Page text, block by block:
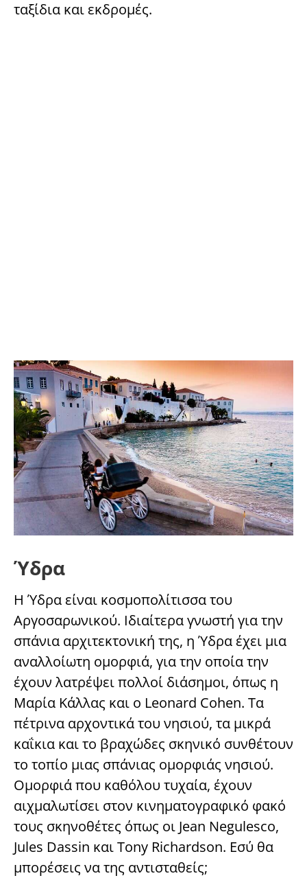
ταξίδια και εκδρομές.
Ύδρα
Η Ύδρα είναι κοσμοπολίτισσα του
Αργοσαρωνικού. Ιδιαίτερα γνωστή για την
σπάνια αρχιτεκτονική της, η Ύδρα έχει μια
αναλλοίωτη ομορφιά, για την οποία την
έχουν λατρέψει πολλοί διάσημοι, όπως η
Μαρία Κάλλας και ο Leonard Cohen. Τα
πέτρινα αρχοντικά του νησιού, τα μικρά
καΐκια και το βραχώδες σκηνικό συνθέτουν
το τοπίο μιας σπάνιας ομορφιάς νησιού.
Ομορφιά που καθόλου τυχαία, έχουν
αιχμαλωτίσει στον κινηματογραφικό φακό
τους σκηνοθέτες όπως οι Jean Negulesco,
Jules Dassin και Tony Richardson. Εσύ θα
μπορέσεις να της αντισταθείς;